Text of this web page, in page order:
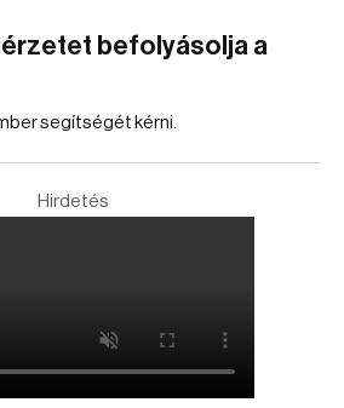
befolyásolja a
segítségét kérni.
Hirdetés